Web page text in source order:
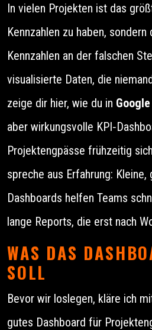
In vielen Projekten ist das
Kennzahlen zu haben,
Kennzahlen an der falschen
visualisierte Daten, die
zeige dir hier, wie du in
aber wirkungsvolle
Projektengpässe frühzeitig
spreche aus Erfahrung: Kleine,
Dashboards helfen Teams
lange Reports, die erst nach
WAS DAS
SOLL
Bevor wir loslegen, kläre ich
gutes Dashboard für